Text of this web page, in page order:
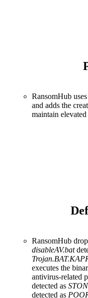
RansomHub
and adds the
maintain elevated
RansomHub
disableAV.bat
executes the
antivirus-related
detected as
detected as